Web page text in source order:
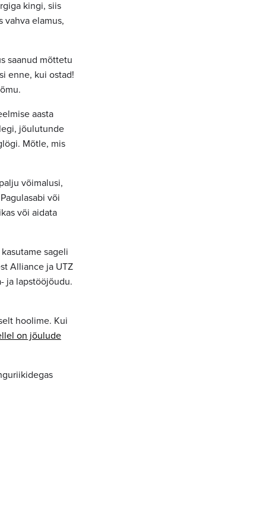
kingi, siis
vahva elamus,
saanud mõttetu
enne, kui ostad!
aasta
jõulutunde
Mõtle, mis
võimalusi,
või
või aidata
sageli
Alliance ja UTZ
ja lapstööjõudu.
hoolime. Kui
on jõulude